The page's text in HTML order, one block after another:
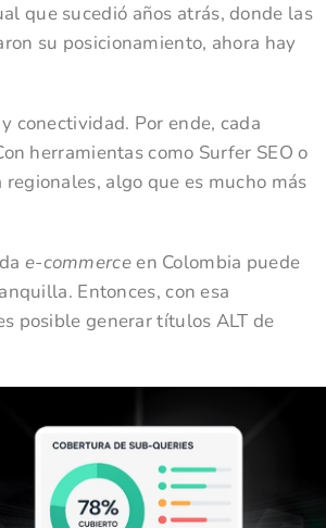
que sucedió años atrás, donde las
su posicionamiento, ahora hay
conectividad. Por ende, cada
herramientas como Surfer SEO o
algo que es mucho más
e-commerceen Colombia puede
Entonces, con esa
posible generar títulos ALT de